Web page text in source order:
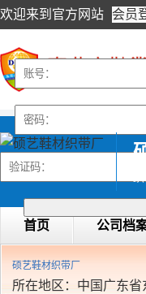
欢迎来到 官方网站 会员
首页 公司档
硕艺鞋材织带厂
所在地区：中国广东省